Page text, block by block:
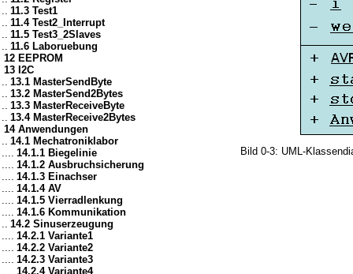
.. 11.3 Test1
.. 11.4 Test2_Interrupt
.. 11.5 Test3_2Slaves
.. 11.6 Laboruebung
12 EEPROM
13 I2C
.. 13.1 MasterSendByte
.. 13.2 MasterSend2Bytes
.. 13.3 MasterReceiveByte
.. 13.4 MasterReceive2Bytes
14 Anwendungen
.. 14.1 Mechatroniklabor
.... 14.1.1 Biegelinie
.... 14.1.2 Ausbruchsicherung
.... 14.1.3 Einachser
.... 14.1.4 AV
.... 14.1.5 Vierradlenkung
.... 14.1.6 Kommunikation
.. 14.2 Sinuserzeugung
.... 14.2.1 Variante1
.... 14.2.2 Variante2
.... 14.2.3 Variante3
.... 14.2.4 Variante4
Bild 0-3: UML-